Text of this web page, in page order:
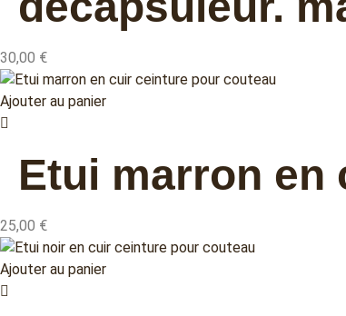
30,00 €
Ajouter au panier
Etui marron en
25,00 €
Ajouter au panier